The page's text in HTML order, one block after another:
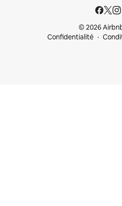
© 2026
Confidentialité